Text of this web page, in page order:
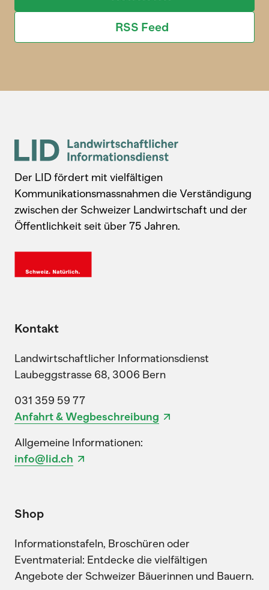
RSS Feed
Der LID fördert mit vielfältigen
Kommunikationsmassnahmen die Verständigung
zwischen der Schweizer Landwirtschaft und der
Öffentlichkeit seit über 75 Jahren.
Kontakt
Landwirtschaftlicher Informationsdienst
Laubeggstrasse 68, 3006 Bern
031 359 59 77
Anfahrt & Wegbeschreibung
Allgemeine Informationen:
info@lid.ch
Shop
Informationstafeln, Broschüren oder
Eventmaterial: Entdecke die vielfältigen
Angebote der Schweizer Bäuerinnen und Bauern.